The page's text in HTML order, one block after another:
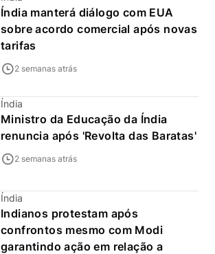
Índia manterá diálogo com EUA
sobre acordo comercial após novas
tarifas
2 semanas atrás
Índia
Ministro da Educação da Índia
renuncia após 'Revolta das Baratas'
2 semanas atrás
Índia
Indianos protestam após
confrontos mesmo com Modi
garantindo ação em relação a